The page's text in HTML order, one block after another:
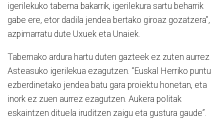
igerilekuko taberna bakarrik, igerilekura sartu beharrik
gabe ere, etor dadila jendea bertako giroaz gozatzera”,
azpimarratu dute Uxuek eta Unaiek.
Tabernako ardura hartu duten gazteek ez zuten aurrez
Asteasuko igerilekua ezagutzen. “Euskal Herriko puntu
ezberdinetako jendea batu gara proiektu honetan, eta
inork ez zuen aurrez ezagutzen. Aukera politak
eskaintzen dituela iruditzen zaigu eta gustura gaude”.